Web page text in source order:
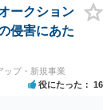
ークション
侵害にあた
ップ・新規事業
役にたった 16